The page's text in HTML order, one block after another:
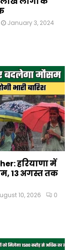
January 3, 2024
हरियाणा में
13 अगस्त तक
10, 2026
0